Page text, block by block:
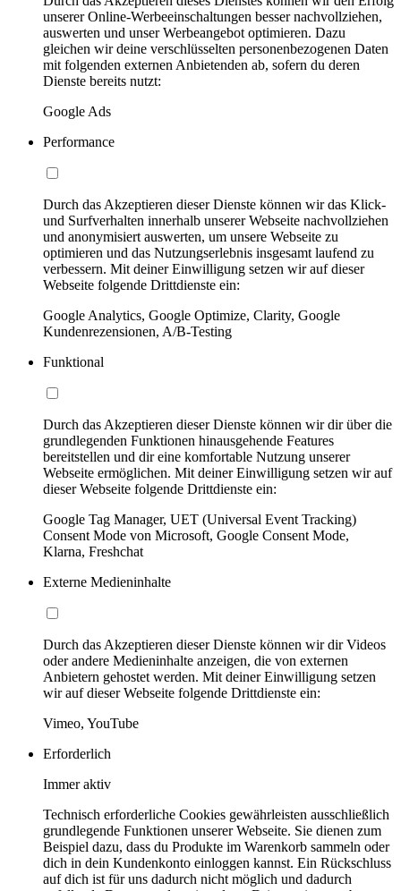
unserer Online-Werbeeinschaltungen besser nachvollziehen,
auswerten und unser Werbeangebot optimieren. Dazu
gleichen wir deine verschlüsselten personenbezogenen Daten
mit folgenden externen Anbietenden ab, sofern du deren
Dienste bereits nutzt:
Google Ads
Performance
Durch das Akzeptieren dieser Dienste können wir das Klick-
und Surfverhalten innerhalb unserer Webseite nachvollziehen
und anonymisiert auswerten, um unsere Webseite zu
optimieren und das Nutzungserlebnis insgesamt laufend zu
verbessern. Mit deiner Einwilligung setzen wir auf dieser
Webseite folgende Drittdienste ein:
Google Analytics, Google Optimize, Clarity, Google
Kundenrezensionen, A/B-Testing
Funktional
Durch das Akzeptieren dieser Dienste können wir dir über die
grundlegenden Funktionen hinausgehende Features
bereitstellen und dir eine komfortable Nutzung unserer
Webseite ermöglichen. Mit deiner Einwilligung setzen wir auf
dieser Webseite folgende Drittdienste ein:
Google Tag Manager, UET (Universal Event Tracking)
Consent Mode von Microsoft, Google Consent Mode,
Klarna, Freshchat
Externe Medieninhalte
Durch das Akzeptieren dieser Dienste können wir dir Videos
oder andere Medieninhalte anzeigen, die von externen
Anbietern gehostet werden. Mit deiner Einwilligung setzen
wir auf dieser Webseite folgende Drittdienste ein:
Vimeo, YouTube
Erforderlich
Immer aktiv
Technisch erforderliche Cookies gewährleisten ausschließlich
grundlegende Funktionen unserer Webseite. Sie dienen zum
Beispiel dazu, dass du Produkte im Warenkorb sammeln oder
dich in dein Kundenkonto einloggen kannst. Ein Rückschluss
auf dich ist für uns dadurch nicht möglich und dadurch